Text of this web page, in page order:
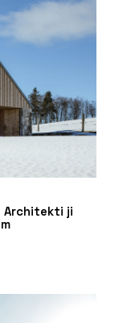
Architekti ji